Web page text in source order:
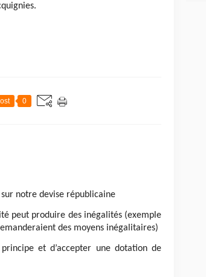
0
notre devise républicaine
peut produire des inégalités (exemple
des moyens inégalitaires)
et d’accepter une dotation de